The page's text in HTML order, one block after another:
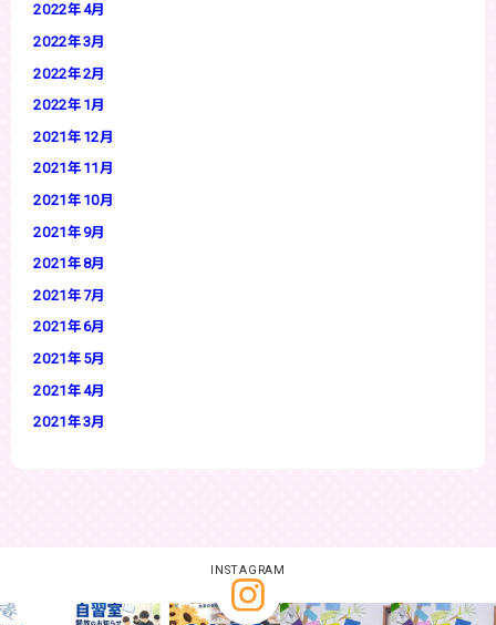
2022年4月
2022年3月
2022年2月
2022年1月
2021年12月
2021年11月
2021年10月
2021年9月
2021年8月
2021年7月
2021年6月
2021年5月
2021年4月
2021年3月
INSTAGRAM